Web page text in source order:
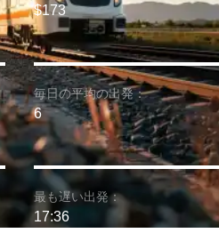
$173
毎日の平均の出発：
6
最も遅い出発：
17:36